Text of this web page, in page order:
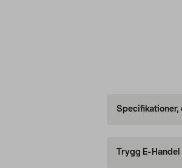
Specifikationer,
Trygg E-Handel